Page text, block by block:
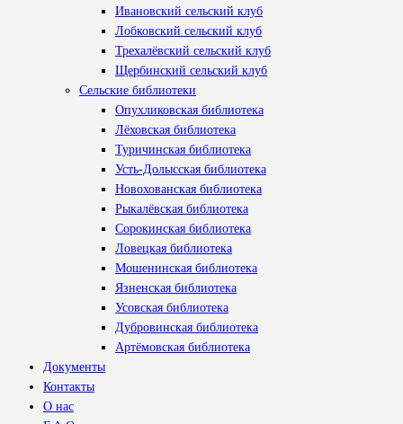
Ивановский сельский клуб
Лобковский сельский клуб
Трехалёвский сельский клуб
Щербинский сельский клуб
Сельские библиотеки
Опухликовская библиотека
Лёховская библиотека
Туричинская библиотека
Усть-Долысская библиотека
Новохованская библиотека
Рыкалёвская библиотека
Сорокинская библиотека
Ловецкая библиотека
Мошенинская библиотека
Язненская библиотека
Усовская библиотека
Дубровинская библиотека
Артёмовская библиотека
Документы
Контакты
О нас